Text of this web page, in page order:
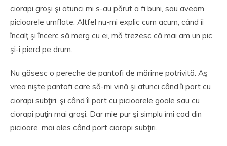
ciorapi groşi şi atunci mi s-au părut a fi buni, sau aveam
picioarele umflate. Altfel nu-mi explic cum acum, când îi
încalţ şi încerc să merg cu ei, mă trezesc că mai am un pic
şi-i pierd pe drum.
Nu găsesc o pereche de pantofi de mărime potrivită. Aş
vrea nişte pantofi care să-mi vină şi atunci când îi port cu
ciorapi subţiri, şi când îi port cu picioarele goale sau cu
ciorapi puţin mai groşi. Dar mie pur şi simplu îmi cad din
picioare, mai ales când port ciorapi subţiri.